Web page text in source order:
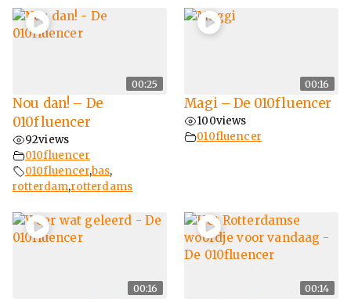
00:25
Nou dan! – De
010fluencer
92views
010fluencer
010fluencer,bas,
rotterdam,rotterdams
00:16
Magi – De 010fluencer
100views
010fluencer
00:16 00:14